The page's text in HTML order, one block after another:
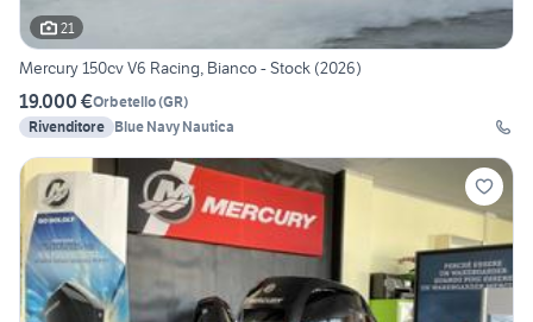
21
Mercury 150cv V6 Racing, Bianco - Stock (2026)
19.000 €Orbetello(GR)
Rivenditore Blue Navy Nautica